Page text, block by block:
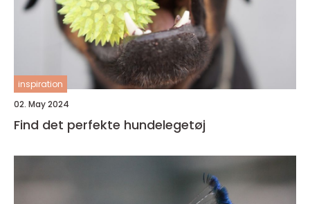
inspiration
02. May 2024
Find det perfekte hundelegetøj